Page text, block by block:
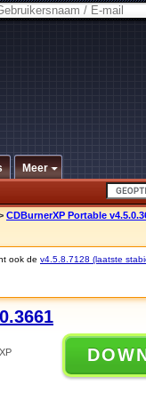
Meer
CDBurnerXP Portable
ook de v4.5.8.7128 (laatste